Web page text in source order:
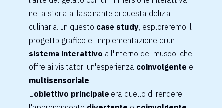
nella storia affascinante di questa delizia
culinaria. In questo case study, esploreremo il
progetto grafico e l'implementazione di un
sistema interattivo all'interno del museo, che
offre ai visitatori un'esperienza coinvolgente e
multisensoriale.
L'obiettivo principale era quello di rendere